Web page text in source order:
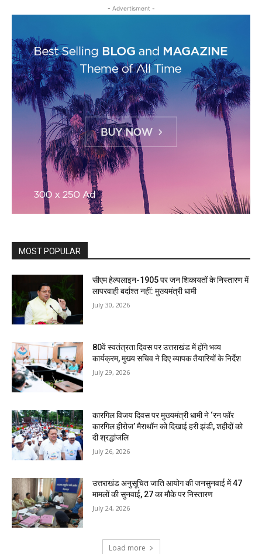
- Advertisment -
MOST POPULAR
सीएम हेल्पलाइन-1905 पर जन शिकायतों के निस्तारण में
लापरवाही बर्दाश्त नहीं: मुख्यमंत्री धामी
July 30, 2026
80वें स्वतंत्रता दिवस पर उत्तराखंड में होंगे भव्य
कार्यक्रम, मुख्य सचिव ने दिए व्यापक तैयारियों के निर्देश
July 29, 2026
कारगिल विजय दिवस पर मुख्यमंत्री धामी ने ‘रन फॉर
कारगिल हीरोज’ मैराथॉन को दिखाई हरी झंडी, शहीदों को
दी श्रद्धांजलि
July 26, 2026
उत्तराखंड अनुसूचित जाति आयोग की जनसुनवाई में 47
मामलों की सुनवाई, 27 का मौके पर निस्तारण
July 24, 2026
Load more